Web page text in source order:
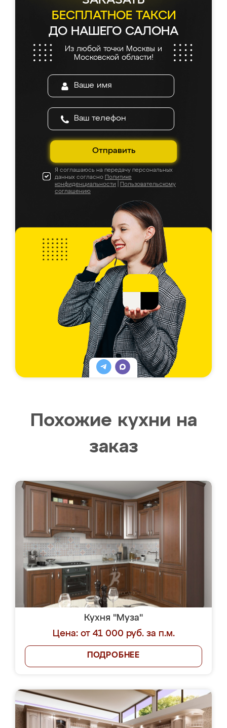
БЕСПЛАТНОЕ ТАКСИ
ДО НАШЕГО САЛОНА
Из любой точки Москвы и
Московской области!
Отправить
Я соглашаюсь на передачу персональных
данных согласно Политике
конфиденциальности
Пользовательскому
соглашению
Похожие кухни на
заказ
Кухня "Муза"
Цена: от 41 000 руб. за п.м.
ПОДРОБНЕЕ